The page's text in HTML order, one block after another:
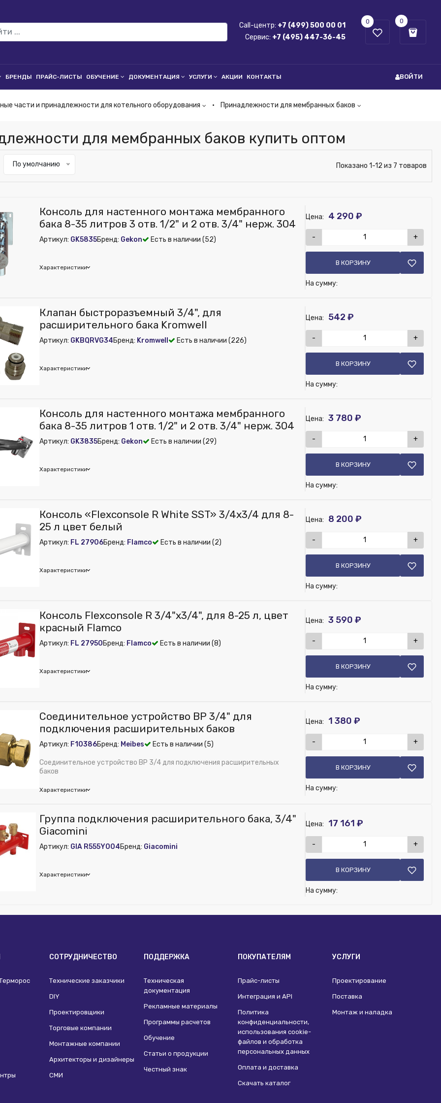
Call-центр: +7 (499) 500 00 01
Сервис: +7 (495) 447-36-45
0 0
БРЕНДЫ ПРАЙС-ЛИСТЫ ОБУЧЕНИЕ ДОКУМЕНТАЦИЯ УСЛУГИ АКЦИИ КОНТАКТЫ ВОЙТИ
части и принадлежности для котельного оборудования Принадлежности для мембранных баков
для мембранных баков купить оптом
По умолчанию Показано 1-12 из 7 товаров
Консоль для настенного монтажа мембранного
бака 8-35 литров 3 отв. 1/2" и 2 отв. 3/4" нерж. 304
Артикул: GK5835Бренд: Gekon Есть в наличии (52)
Характеристики
Цена: 4 290 ₽
- +
В КОРЗИНУ
На сумму:
из публикации на веб-витрине mag1c:
Нет
Нет
Клапан быстроразъемный 3/4", для
расширительного бака Kromwell
Артикул: GKBQRVG34Бренд: Kromwell Есть в наличии (226)
Характеристики
Цена: 542 ₽
- +
В КОРЗИНУ
На сумму:
из публикации на веб-витрине mag1c:Нет
Нет
Консоль для настенного монтажа мембранного
бака 8-35 литров 1 отв. 1/2" и 2 отв. 3/4" нерж. 304
Артикул: GK3835Бренд: Gekon Есть в наличии (29)
Характеристики
Цена: 3 780 ₽
- +
В КОРЗИНУ
На сумму:
из публикации на веб-витрине mag1c:
Нет
Консоль «Flexconsole R White SST» 3/4x3/4 для 8-
25 л цвет белый
Артикул: FL 27906Бренд: Flamco Есть в наличии (2)
Характеристики
Цена: 8 200 ₽
- +
В КОРЗИНУ
На сумму:
из публикации на веб-витрине mag1c:
Нет
Нет
Консоль Flexconsole R 3/4"х3/4", для 8-25 л, цвет
красный Flamco
Артикул: FL 27950Бренд: Flamco Есть в наличии (8)
Характеристики
Цена: 3 590 ₽
- +
В КОРЗИНУ
На сумму:
из публикации на веб-витрине mag1c:
Нет
R
Нет
Консоль «Flexconsole R» 3/4x3/4 для 8-25 л цвет красный
Соединительное устройство ВР 3/4" для
подключения расширительных баков
Артикул: F10386Бренд: Meibes Есть в наличии (5)
Соединительное устройство ВР 3/4 для подключения расширительных
баков
Характеристики
Цена: 1 380 ₽
- +
В КОРЗИНУ
На сумму:
из публикации на веб-витрине mag1c:
Нет
Соединительное устройство ВР 3/4" для подключения расширительных баков
Нет
Группа подключения расширительного бака, 3/4"
Giacomini
Артикул: GIA R555Y004Бренд: Giacomini
Характеристики
Цена: 17 161 ₽
- +
В КОРЗИНУ
На сумму:
СОТРУДНИЧЕСТВО
Технические заказчики
DIY
Проектировщики
Торговые компании
Монтажные компании
Архитекторы и дизайнеры
СМИ
ПОДДЕРЖКА
Техническая
документация
Рекламные материалы
Программы расчетов
Обучение
Статьи о продукции
Честный знак
ПОКУПАТЕЛЯМ
Прайс-листы
Интеграция и API
Политика
конфиденциальности,
использования сookie-
файлов и обработка
персональных данных
Оплата и доставка
Скачать каталог
УСЛУГИ
Проектирование
Поставка
Монтаж и наладка